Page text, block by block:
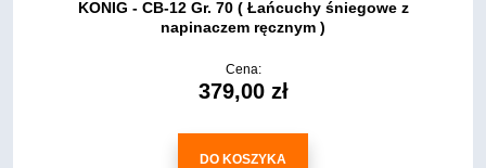
KONIG - CB-12 Gr. 70 ( Łańcuchy śniegowe z
napinaczem ręcznym )
Cena:
379,00 zł
DO KOSZYKA